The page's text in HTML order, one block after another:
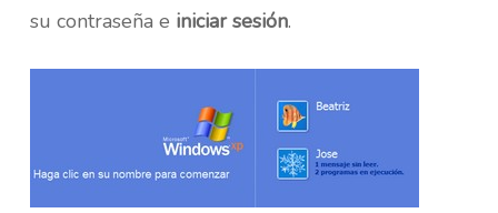
su contraseña e iniciar sesión.